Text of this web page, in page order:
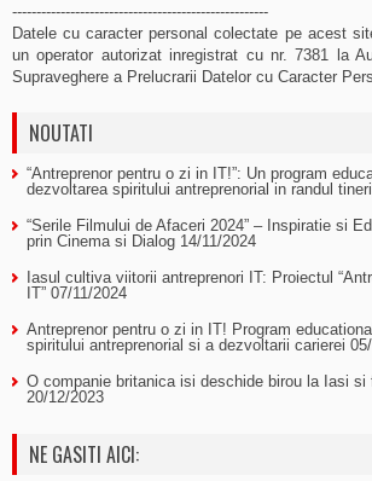
-----------------------------------------------------
Datele cu caracter personal colectate pe acest
un operator autorizat inregistrat cu nr. 7381 la
Supraveghere a Prelucrarii Datelor cu Caracter
NOUTATI
“Antreprenor pentru o zi in IT!”: Un program
dezvoltarea spiritului antreprenorial in randul
“Serile Filmului de Afaceri 2024” – Inspiratie si
prin Cinema si Dialog 14/11/2024
Iasul cultiva viitorii antreprenori IT: Proiectul
IT” 07/11/2024
Antreprenor pentru o zi in IT! Program
spiritului antreprenorial si a dezvoltarii carierei
O companie britanica isi deschide birou la Iasi si
20/12/2023
NE GASITI AICI: